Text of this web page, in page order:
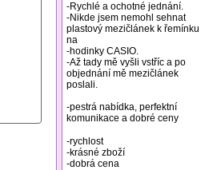
-Rychlé a ochotné jednání.
-Nikde jsem nemohl sehnat
plastový mezičlánek k řemínku
na
-hodinky CASIO.
-Až tady mě vyšli vstříc a po
objednání mě mezičlánek
poslali.
-pestrá nabídka, perfektní
komunikace a dobré ceny
-rychlost
-krásné zboží
-dobrá cena